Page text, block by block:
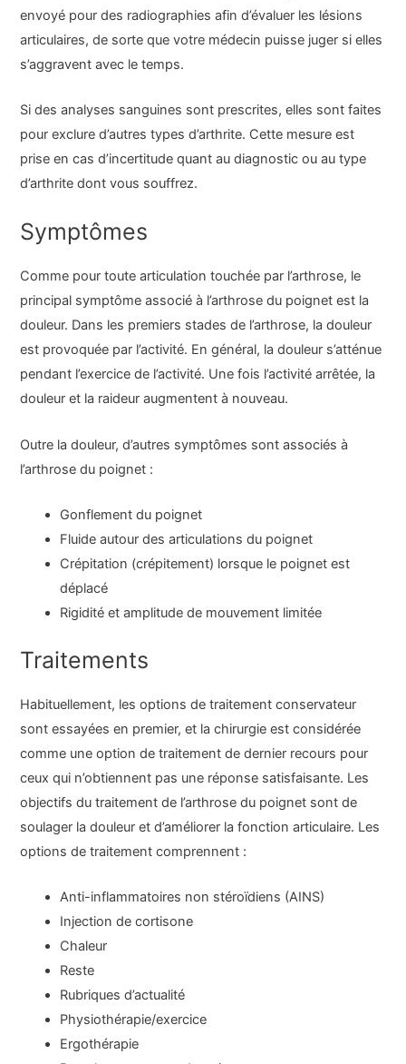
envoyé pour des radiographies afin d’évaluer les lésions
articulaires, de sorte que votre médecin puisse juger si elles
s’aggravent avec le temps.
Si des analyses sanguines sont prescrites, elles sont faites
pour exclure d’autres types d’arthrite. Cette mesure est
prise en cas d’incertitude quant au diagnostic ou au type
d’arthrite dont vous souffrez.
Symptômes
Comme pour toute articulation touchée par l’arthrose, le
principal symptôme associé à l’arthrose du poignet est la
douleur. Dans les premiers stades de l’arthrose, la douleur
est provoquée par l’activité. En général, la douleur s’atténue
pendant l’exercice de l’activité. Une fois l’activité arrêtée, la
douleur et la raideur augmentent à nouveau.
Outre la douleur, d’autres symptômes sont associés à
l’arthrose du poignet :
Gonflement du poignet
Fluide autour des articulations du poignet
Crépitation (crépitement) lorsque le poignet est
déplacé
Rigidité et amplitude de mouvement limitée
Traitements
Habituellement, les options de traitement conservateur
sont essayées en premier, et la chirurgie est considérée
comme une option de traitement de dernier recours pour
ceux qui n’obtiennent pas une réponse satisfaisante. Les
objectifs du traitement de l’arthrose du poignet sont de
soulager la douleur et d’améliorer la fonction articulaire. Les
options de traitement comprennent :
Anti-inflammatoires non stéroïdiens (AINS)
Injection de cortisone
Chaleur
Reste
Rubriques d’actualité
Physiothérapie/exercice
Ergothérapie